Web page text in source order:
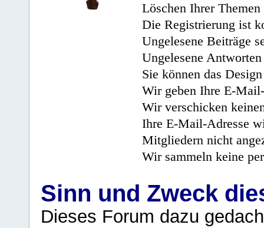
Löschen Ihrer
Die Registrierung ist
Ungelesene Beiträge
Ungelesene
Sie können das
Wir geben Ihre E-
Wir verschicken
Ihre E-Mail-Adresse
Mitgliedern nicht
Wir sammeln keine
Sinn und Zweck
Dieses Forum dazu